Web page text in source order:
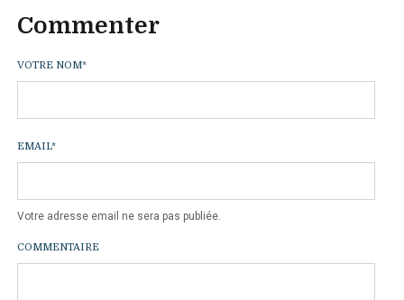
Commenter
VOTRE NOM*
EMAIL*
Votre adresse email ne sera pas publiée.
COMMENTAIRE